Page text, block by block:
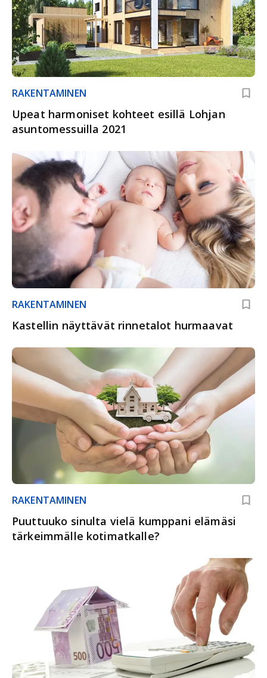
RAKENTAMINEN
Upeat harmoniset kohteet esillä Lohjan
asuntomessuilla 2021
RAKENTAMINEN
Kastellin näyttävät rinnetalot hurmaavat
RAKENTAMINEN
Puuttuuko sinulta vielä kumppani elämäsi
tärkeimmälle kotimatkalle?